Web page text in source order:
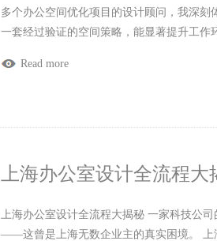
多个办公空间优化项目的设计顾问，我深刻
一套经过验证的空间策略，能显著提升工作
Read more
上海办公室设计全流程大
上海办公室设计全流程大揭秘 一家科技公
——这曾是上海无数企业主的真实困境。 上